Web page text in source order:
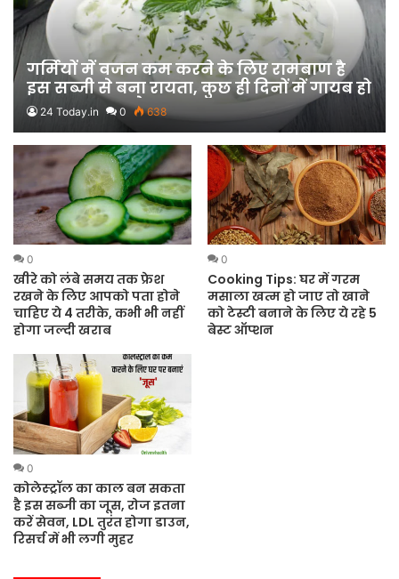
गर्मियों में वजन कम करने के लिए रामबाण है
इस सब्जी से बना रायता, कुछ ही दिनों में गायब हो
जाएगा एक्सट्रा फैट
24 Today.in 0 638
0
खीरे को लंबे समय तक फ्रेश
रखने के लिए आपको पता होने
चाहिए ये 4 तरीके, कभी भी नहीं
होगा जल्दी खराब
0
Cooking Tips: घर में गरम
मसाला खत्म हो जाए तो खाने
को टेस्टी बनाने के लिए ये रहे 5
बेस्ट ऑप्शन
0
कोलेस्ट्रॉल का काल बन सकता
है इस सब्जी का जूस, रोज इतना
करें सेवन, LDL तुरंत होगा डाउन,
रिसर्च में भी लगी मुहर